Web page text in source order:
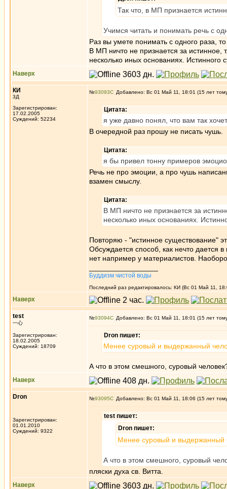
Так что, в МП признается
Учимся читать и понимать речь с
Раз вы умете понимать с одного раза,
В МП ничто не признается за истинное,
несколько иных основаниях. Истинного
Наверх
КИ
3Д
Зарегистрирован:
17.02.2005
Суждений: 52234
№93093 Добавлено: Вс 01 Май 11, 18:01 (15 лет
Цитата:
я уже давно понял, что вам так
В очередной раз прошу не писать чушь.
Цитата:
я бы привел тонну примеров
Речь не про эмоции, а про чушь
взамен смыслу.
Цитата:
В МП ничто не признается за
несколько иных основаниях.
Повторяю - "истинное существование"
Обсуждается способ, как нечто дается
нет например у материалистов.
Буддизм чистой воды
Последний раз редактировалось: КИ (Вс 01 Май 11,
Наверх
test
一心
Зарегистрирован:
18.02.2005
Суждений: 18709
№93094 Добавлено: Вс 01 Май 11, 18:01 (15 лет
Dron пишет:
Менее суровый и выдержанный
А что в этом смешного, суровый
Наверх
Dron
Зарегистрирован:
01.01.2010
Суждений: 9322
№93095 Добавлено: Вс 01 Май 11, 18:06 (15 лет
test пишет:
Dron пишет:
Менее суровый и выдержанный
А что в этом смешного, суровый
пляски духа св. Витта.
Наверх